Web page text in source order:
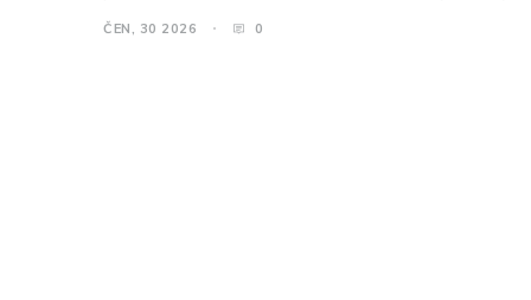
ČEN, 30 2026 0